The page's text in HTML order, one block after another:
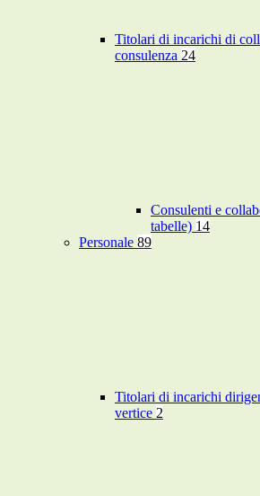
Titolari di incarichi di
consulenza 24
Consulenti e
tabelle) 14
Personale 89
Titolari di incarichi
vertice 2